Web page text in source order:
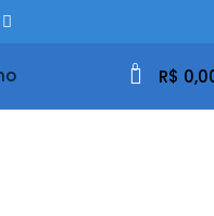
0 R$